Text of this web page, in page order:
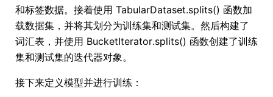
和标签数据。接着使用 TabularDataset.splits() 函数加
载数据集，并将其划分为训练集和测试集。然后构建了
词汇表，并使用 BucketIterator.splits() 函数创建了训练
集和测试集的迭代器对象。
接下来定义模型并进行训练：